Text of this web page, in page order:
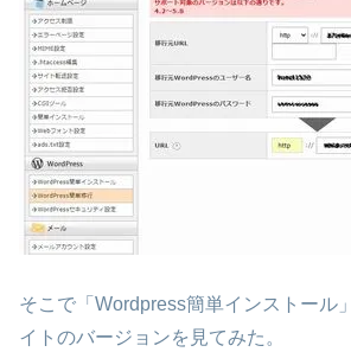
そこで「Wordpress簡単インストール
イトのバージョンを見てみた。